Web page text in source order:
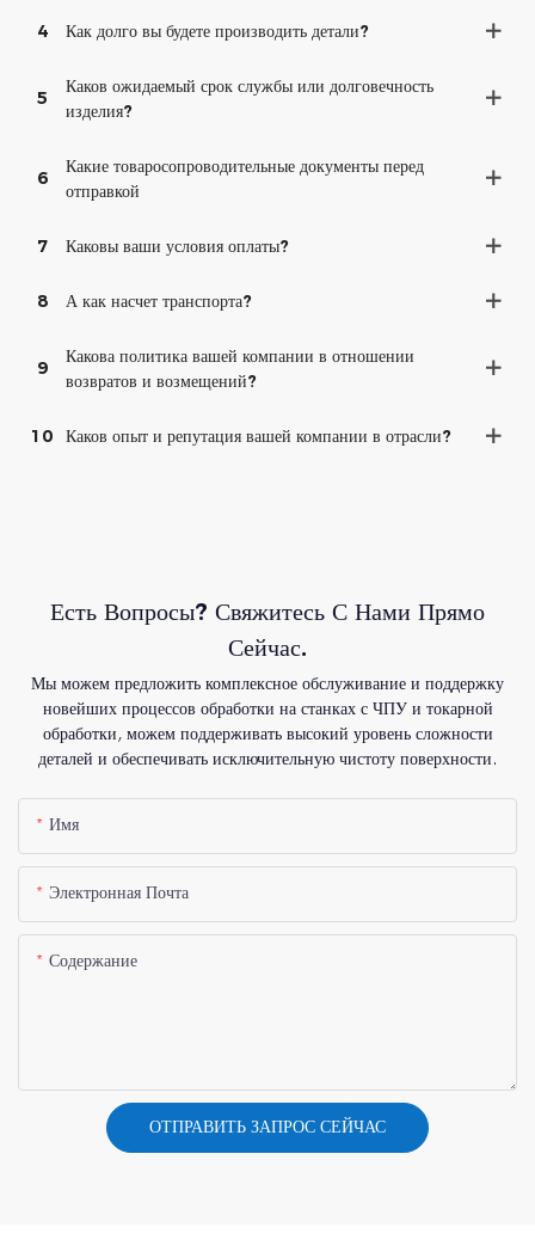
4 Как долго вы будете производить детали?
5
Каков ожидаемый срок службы или долговечность
изделия?
6
Какие товаросопроводительные документы перед
отправкой
7 Каковы ваши условия оплаты?
8 А как насчет транспорта?
9
Какова политика вашей компании в отношении
возвратов и возмещений?
10 Каков опыт и репутация вашей компании в отрасли?
Есть Вопросы? Свяжитесь С Нами Прямо
Сейчас.
Мы можем предложить комплексное обслуживание и поддержку
новейших процессов обработки на станках с ЧПУ и токарной
обработки, можем поддерживать высокий уровень сложности
деталей и обеспечивать исключительную чистоту поверхности.
Имя
Электронная Почта
Содержание
ОТПРАВИТЬ ЗАПРОС СЕЙЧАС